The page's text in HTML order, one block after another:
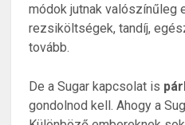
módok jutnak valószínűleg
rezsiköltségek, tandíj,
tovább.
De a Sugar kapcsolat is
gondolnod kell. Ahogy a